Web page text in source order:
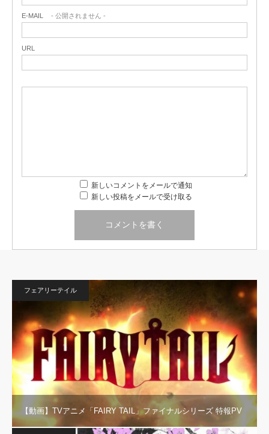
E-MAIL - 公開されません -
URL
新しいコメントをメールで通知
新しい投稿をメールで受け取る
フェアリーテイル
【動画】TVアニメ「FAIRY TAIL」ファイナルシリーズ 特報PV